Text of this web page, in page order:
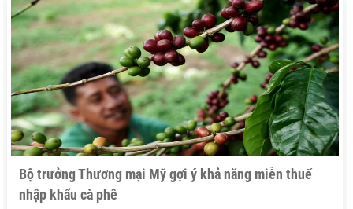
Bộ trưởng Thương mại Mỹ gợi ý khả năng miễn thuế
nhập khẩu cà phê